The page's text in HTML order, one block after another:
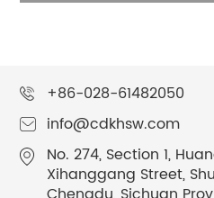
+86-028-61482050
info@cdkhsw.com
No. 274, Section 1,
Xihanggang Street,